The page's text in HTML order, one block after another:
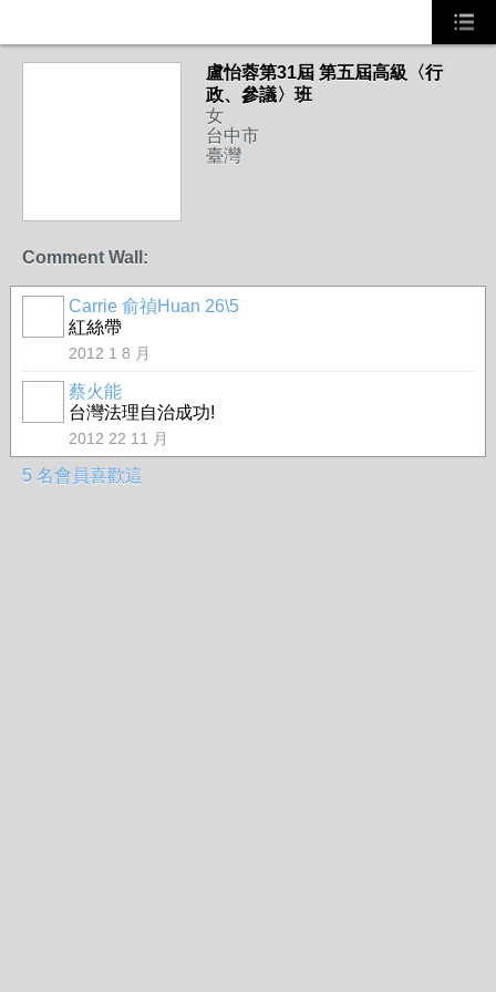
盧怡蓉第31屆 第五屆高級〈行
政、參議〉班
女
台中市
臺灣
Comment Wall:
Carrie 俞禎Huan 26\5
紅絲帶
2012 1 8 月
蔡火能
台灣法理自治成功!
2012 22 11 月
5 名會員喜歡這